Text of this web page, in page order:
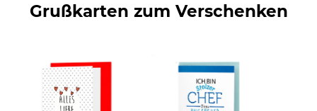
Grußkarten zum Verschenken